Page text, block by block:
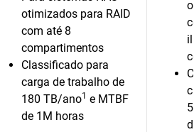
otimizados para RAID
com até 8
compartimentos
Classificado para
carga de trabalho de
180 TB/ano1 e MTBF
de 1M horas